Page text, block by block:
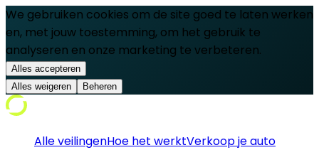
We gebruiken cookies om de site goed te laten werken
en, met jouw toestemming, om het gebruik te
analyseren en onze marketing te verbeteren.
Alles accepteren
Alles weigeren
Beheren
Alle veilingenHoe het werktVerkoop je auto